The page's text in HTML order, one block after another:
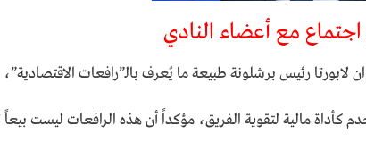
مع أعضاء النادي
رئيس برشلونة طبيعة ما يُعرف بالـ”رافعات الاقتصادية”،
كأداة مالية لتقوية الفريق، مؤكداً أن هذه الرافعات ليست